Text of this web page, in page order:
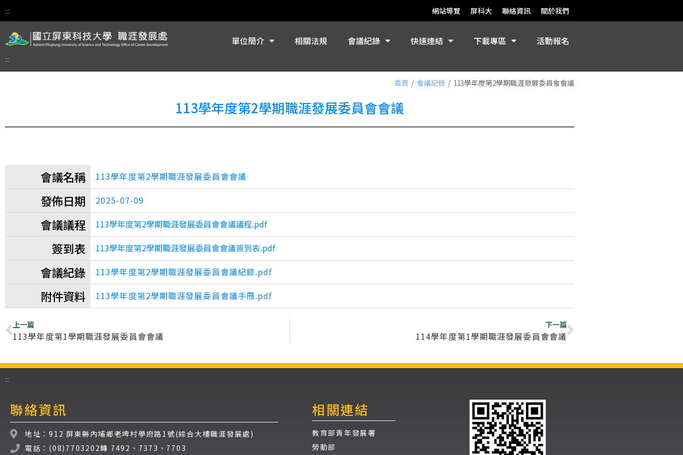
::: 網站導覽 屏科大 聯絡資訊 關於我們
單位簡介 相關法規 會議紀錄 快速連結 下載專區 活動報名
:::
首頁 / 會議記錄 / 113學年度第2學期職涯發展委員會會議
113學年度第2學期職涯發展委員會會議
會議名稱 113學年度第2學期職涯發展委員會會議
發佈日期 2025-07-09
會議議程 113學年度第2學期職涯發展委員會會議議程.pdf
簽到表 113學年度第2學期職涯發展委員會會議簽到表.pdf
會議紀錄 113學年度第2學期職涯發展委員會議紀錄.pdf
附件資料 113學年度第2學期職涯發展委員會議手冊.pdf
上一篇
113學年度第1學期職涯發展委員會會議
下一篇
114學年度第1學期職涯發展委員會會議
:::
聯絡資訊
地址：912 屏東縣內埔鄉老埤村學府路1號(綜合大樓職涯發展處)
電話：(08)7703202轉 7492、7373、7703
相關連結
教育部青年發展署
勞動部